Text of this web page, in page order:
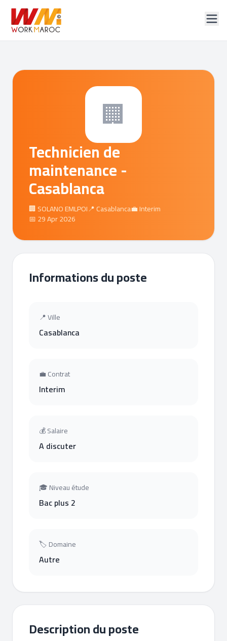
🏢
Technicien de
maintenance -
Casablanca
🏢 SOLANO EMLPOI📍 Casablanca💼 Interim
📅 29 Apr 2026
Informations du poste
📍 Ville
Casablanca
💼 Contrat
Interim
💰 Salaire
A discuter
🎓 Niveau étude
Bac plus 2
🏷 Domaine
Autre
Description du poste